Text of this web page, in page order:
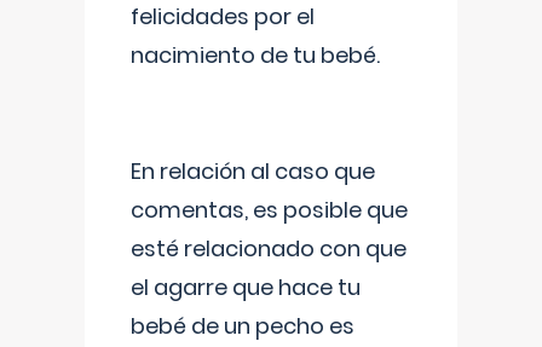
felicidades por el
nacimiento de tu bebé.
En relación al caso que
comentas, es posible que
esté relacionado con que
el agarre que hace tu
bebé de un pecho es